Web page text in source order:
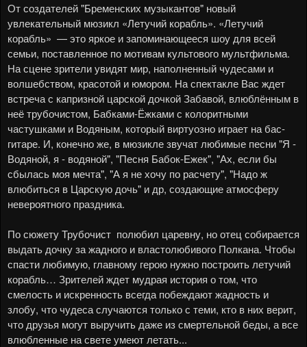
От создателей "Бременских музыкантов" новый
увлекательный мюзикл «Летучий корабль». «Летучий
корабль» — это яркое и запоминающееся шоу для всей
семьи, поставленное по мотивам культового мультфильма.
На сцене зрители увидят мир, наполненный чудесами и
волшебством, красотой и юмором. На спектакле Вас ждет
встреча с капризной царской дочкой Забавой, влюблённым в
неё трубочистом, Бабками-Ёжками с колоритными
частушками и Водяным, который виртуозно играет на бас-
гитаре. И, конечно же, в мюзикле звучат любимые песни "Я -
Водяной, я - водяной", "Песня Бабок-Ежек", "Ах, если бы
сбылась моя мечта", "А я не хочу по расчету", "Надо ж
влюбиться в Царскую дочь" и др, создающие атмосферу
невероятного праздника.
По сюжету Трубочист полюбил царевну, но отец собирается
выдать дочку за жадного и властолюбивого Полкана. Чтобы
спасти любимую, главному герою нужно построить летучий
корабль… Зрителей ждет мудрая история о том, что
смелость и искренность всегда побеждают жадность и
злобу, что чудеса случаются только с теми, кто в них верит,
что друзья могут выручить даже из смертельной беды, а все
влюбленные на свете умеют летать...